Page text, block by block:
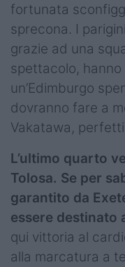
fortunata
sprecona. I
grazie ad una
spettacolo,
un’Edimburgo
dovranno fare a
Vakatawa,
L’ultimo quarto
Tolosa. Se per
garantito da
essere destinato
qui vittoria al
alla marcatura a